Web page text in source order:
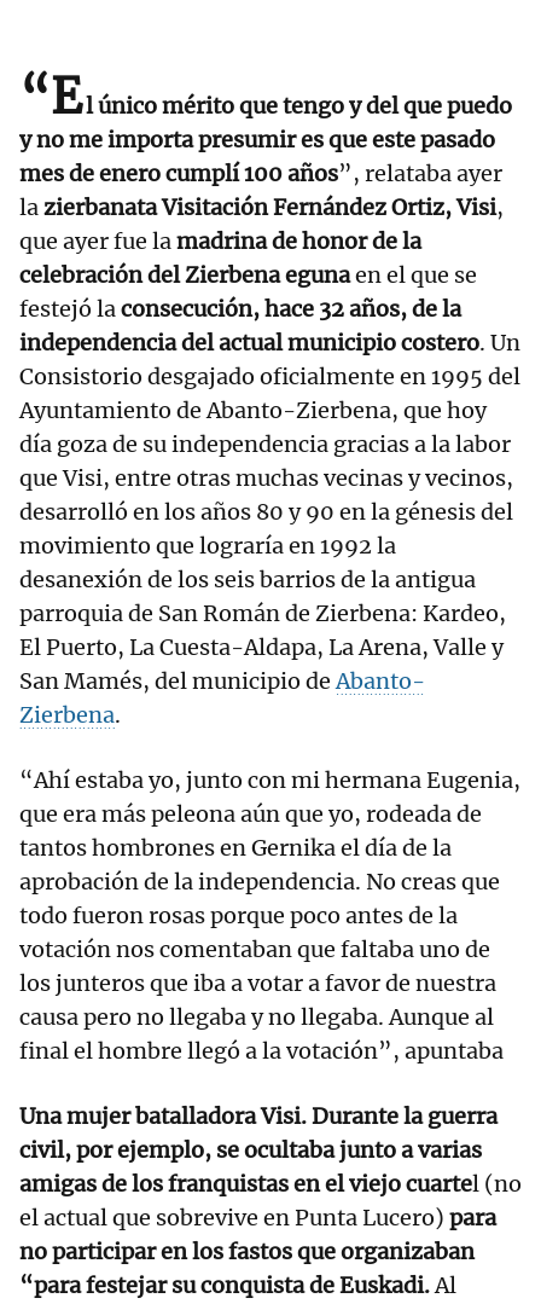
“El único mérito que tengo y del que puedo
y no me importa presumir es que este pasado
mes de enero cumplí 100 años”, relataba ayer
lazierbanata Visitación Fernández Ortiz, Visi,
que ayer fue lamadrina de honor de la
celebración del Zierbena egunaen el que se
festejó laconsecución, hace 32 años, de la
independencia del actual municipio costero. Un
Consistorio desgajado oficialmente en 1995 del
Ayuntamiento de Abanto-Zierbena, que hoy
día goza de su independencia gracias a la labor
que Visi, entre otras muchas vecinas y vecinos,
desarrolló en los años 80 y 90 en la génesis del
movimiento que lograría en 1992 la
desanexión de los seis barrios de la antigua
parroquia de San Román de Zierbena: Kardeo,
El Puerto, La Cuesta-Aldapa, La Arena, Valle y
San Mamés, del municipio deAbanto-
Zierbena.
“Ahí estaba yo, junto con mi hermana Eugenia,
que era más peleona aún que yo, rodeada de
tantos hombrones en Gernika el día de la
aprobación de la independencia. No creas que
todo fueron rosas porque poco antes de la
votación nos comentaban que faltaba uno de
los junteros que iba a votar a favor de nuestra
causa pero no llegaba y no llegaba. Aunque al
final el hombre llegó a la votación”, apuntaba
Una mujer batalladora Visi. Durante la guerra
civil, por ejemplo, se ocultaba junto a varias
amigas de los franquistas en el viejo cuartel (no
el actual que sobrevive en Punta Lucero) para
no participar en los fastos que organizaban
“para festejar su conquista de Euskadi.Al